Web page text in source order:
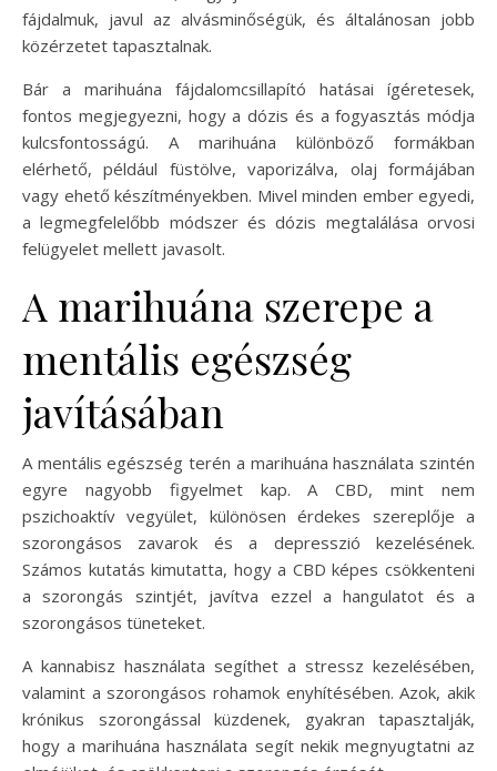
fájdalmuk, javul az alvásminőségük, és általánosan jobb
közérzetet tapasztalnak.
Bár a marihuána fájdalomcsillapító hatásai ígéretesek,
fontos megjegyezni, hogy a dózis és a fogyasztás módja
kulcsfontosságú. A marihuána különböző formákban
elérhető, például füstölve, vaporizálva, olaj formájában
vagy ehető készítményekben. Mivel minden ember egyedi,
a legmegfelelőbb módszer és dózis megtalálása orvosi
felügyelet mellett javasolt.
A marihuána szerepe a
mentális egészség
javításában
A mentális egészség terén a marihuána használata szintén
egyre nagyobb figyelmet kap. A CBD, mint nem
pszichoaktív vegyület, különösen érdekes szereplője a
szorongásos zavarok és a depresszió kezelésének.
Számos kutatás kimutatta, hogy a CBD képes csökkenteni
a szorongás szintjét, javítva ezzel a hangulatot és a
szorongásos tüneteket.
A kannabisz használata segíthet a stressz kezelésében,
valamint a szorongásos rohamok enyhítésében. Azok, akik
krónikus szorongással küzdenek, gyakran tapasztalják,
hogy a marihuána használata segít nekik megnyugtatni az